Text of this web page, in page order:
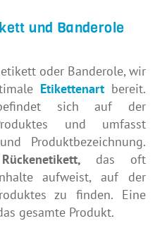
und Banderole
oder Banderole, wir
Etikettenart bereit.
sich auf der
und umfasst
Produktbezeichnung.
Rückenetikett, das oft
aufweist, auf der
zu finden. Eine
gesamte Produkt.